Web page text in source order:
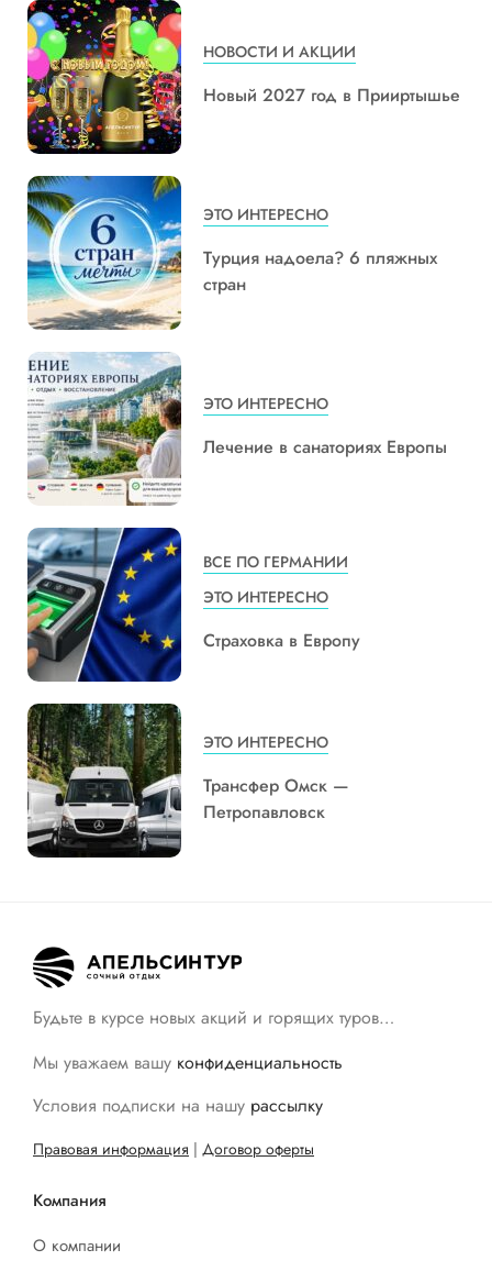
НОВОСТИ И АКЦИИ
Новый 2027 год в Прииртышье
ЭТО ИНТЕРЕСНО
Турция надоела? 6 пляжных
стран
ЭТО ИНТЕРЕСНО
Лечение в санаториях Европы
ВСЕ ПО ГЕРМАНИИ
ЭТО ИНТЕРЕСНО
Страховка в Европу
ЭТО ИНТЕРЕСНО
Трансфер Омск —
Петропавловск
Будьте в курсе новых акций и горящих туров…
Мы уважаем вашу конфиденциальность
Условия подписки на нашу рассылку
Правовая информация | Договор оферты
Компания
О компании